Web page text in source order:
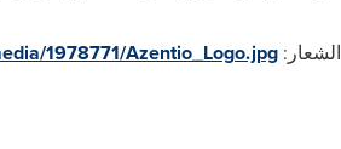
الشعار:1978771/Azentio_Logo.jpg